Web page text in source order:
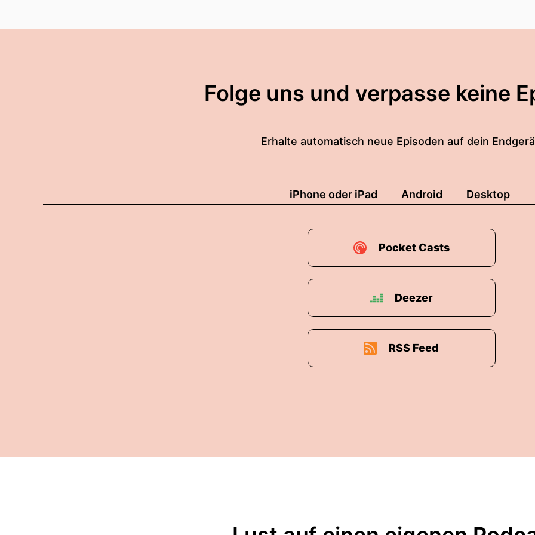
Folge uns und verpasse keine
Erhalte automatisch neue Episoden auf dein
iPhone oder iPad Android Desktop
Pocket Casts
Deezer
RSS Feed